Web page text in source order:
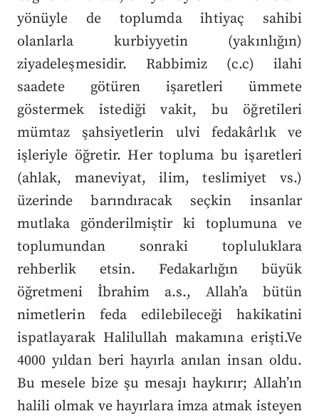
yönüyle de toplumda ihtiyaç sahibi
olanlarla kurbiyyetin (yakınlığın)
ziyadeleşmesidir.
Rabbimiz (c.c) ilahi
saadete götüren işaretleri ümmete
göstermek istediği vakit, bu öğretileri
mümtaz şahsiyetlerin ulvi fedakârlık ve
işleriyle öğretir. Her topluma bu işaretleri
(ahlak, maneviyat, ilim, teslimiyet vs.)
üzerinde barındıracak seçkin insanlar
mutlaka gönderilmiştir ki toplumuna ve
toplumundan sonraki topluluklara
rehberlik etsin.
Fedakarlığın büyük
öğretmeni İbrahim a.s., Allah’a bütün
nimetlerin feda edilebileceği hakikatini
ispatlayarak Halilullah makamına erişti.Ve
4000 yıldan beri hayırla anılan insan oldu.
Bu mesele bize şu mesajı haykırır; Allah’ın
halili olmak ve hayırlara imza atmak isteyen